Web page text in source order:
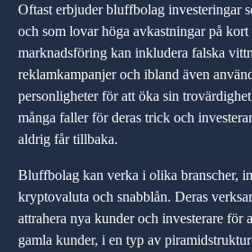
Oftast erbjuder bluffbolag investeringar
och som lovar höga avkastningar på
marknadsföring kan inkludera falska
reklamkampanjer och ibland även
personligheter för att öka sin
många faller för deras trick och
aldrig får tillbaka.
Bluffbolag kan verka i olika branscher,
kryptovaluta och snabblån. Deras
attrahera nya kunder och investerare för
gamla kunder, i en typ av